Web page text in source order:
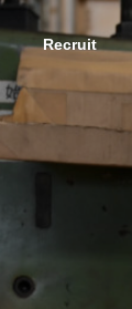
Recruit